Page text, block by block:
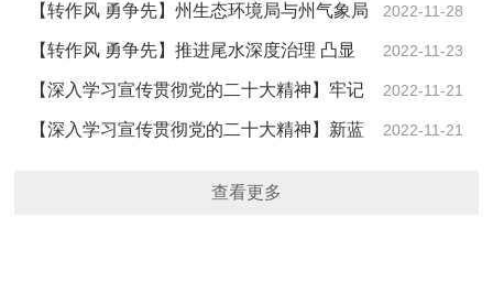
片
活会 2022-11-28
【转作风 勇争先】州生态环境局与州气象局
签订共同推进海南气候变化工作战略合作协议 2022-11-23
【转作风 勇争先】推进尾水深度治理 凸显
流域治理成效----州县生态环境局全力打造污水处理厂尾
水湿地净化…
2022-11-21
【深入学习宣传贯彻党的二十大精神】牢记
党员初心 守护生态福祉----海南州生态环境局党支部推动
2022-11-21
【深入学习宣传贯彻党的二十大精神】新蓝
查看更多